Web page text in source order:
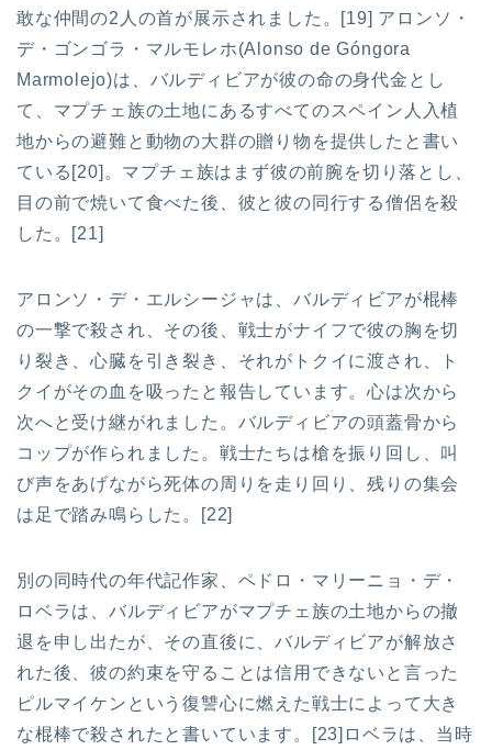
敢な仲間の2人の首が展示されました。[19] アロンソ・
デ・ゴンゴラ・マルモレホ(Alonso de Góngora
Marmolejo)は、バルディビアが彼の命の身代金とし
て、マプチェ族の土地にあるすべてのスペイン人入植
地からの避難と動物の大群の贈り物を提供したと書い
ている[20]。マプチェ族はまず彼の前腕を切り落とし、
目の前で焼いて食べた後、彼と彼の同行する僧侶を殺
した。[21]
アロンソ・デ・エルシージャは、バルディビアが棍棒
の一撃で殺され、その後、戦士がナイフで彼の胸を切
り裂き、心臓を引き裂き、それがトクイに渡され、ト
クイがその血を吸ったと報告しています。心は次から
次へと受け継がれました。バルディビアの頭蓋骨から
コップが作られました。戦士たちは槍を振り回し、叫
び声をあげながら死体の周りを走り回り、残りの集会
は足で踏み鳴らした。[22]
別の同時代の年代記作家、ペドロ・マリーニョ・デ・
ロベラは、バルディビアがマプチェ族の土地からの撤
退を申し出たが、その直後に、バルディビアが解放さ
れた後、彼の約束を守ることは信用できないと言った
ピルマイケンという復讐心に燃えた戦士によって大き
な棍棒で殺されたと書いています。[23]ロベラは、当時